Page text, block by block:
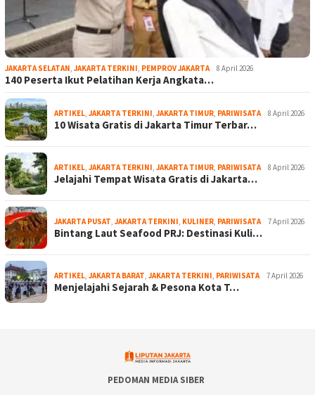
JAKARTA SELATAN, JAKARTA TERKINI, PEMPROV JAKARTA 8 April 2026
140 Peserta Ikut Pelatihan Kerja Angkata…
ARTIKEL, JAKARTA TERKINI, JAKARTA TIMUR, PARIWISATA 8 April 2026
10 Wisata Gratis di Jakarta Timur Terbar…
ARTIKEL, JAKARTA TERKINI, JAKARTA TIMUR, PARIWISATA 8 April 2026
Jelajahi Tempat Wisata Gratis di Jakarta…
JAKARTA PUSAT, JAKARTA TERKINI, KULINER, PARIWISATA 7 April 2026
Bintang Laut Seafood PRJ: Destinasi Kuli…
ARTIKEL, JAKARTA BARAT, JAKARTA TERKINI, PARIWISATA 7 April 2026
Menjelajahi Sejarah & Pesona Kota T…
PEDOMAN MEDIA SIBER